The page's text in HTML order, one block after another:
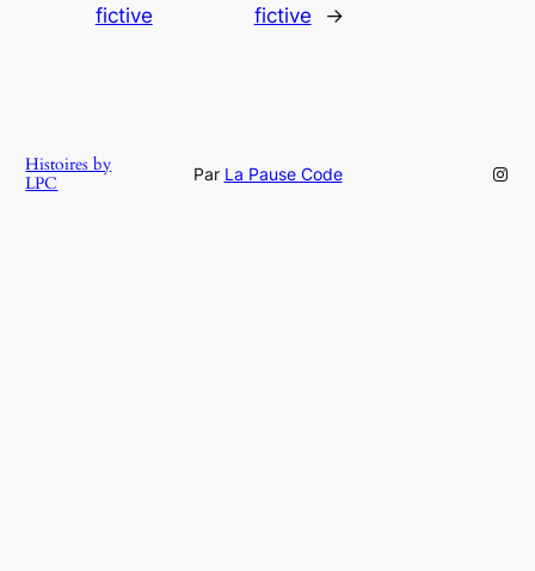
fictive
fictive
→
Histoires by
LPC
Par La Pause Code